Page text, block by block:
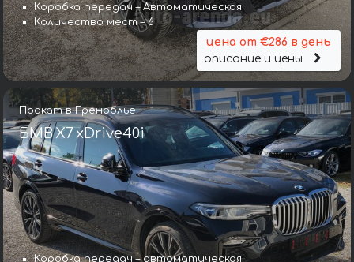
Коробка передач – Автоматическая
Количество мест – 6
цена от €286 в день
описание и цены
Прокат в Греноблье
БМВ X7 xDrive40i
Коробка передач – автоматическая